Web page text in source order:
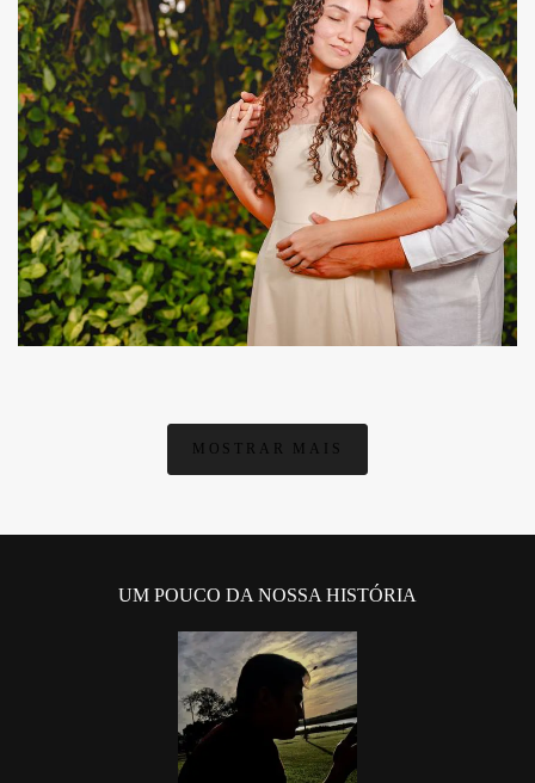
432 0
MOSTRAR MAIS
UM POUCO DA NOSSA HISTÓRIA